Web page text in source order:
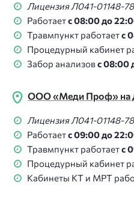
Лицензия Л041-01148-
Работаетс 08:00 до
Травмпункт работаетс
Процедурный кабинет
Забор анализовс 08:00
ООО «Меди Проф» на
Лицензия Л041-01148-
Работаетс 09:00 до
Травмпункт работаетс
Процедурный кабинет
Кабинеты КТ и МРТ